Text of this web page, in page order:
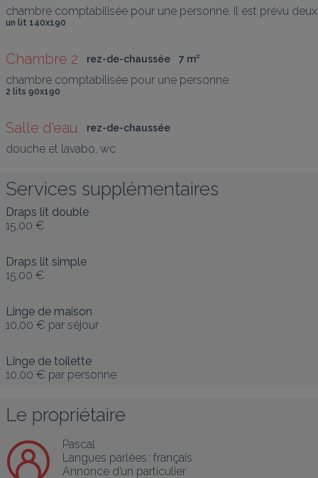
chambre comptabilisée pour une personne. Il est prévu
un lit 140x190
Chambre 2 rez-de-chaussée 7 m²
chambre comptabilisée pour une personne
2 lits 90x190
Salle d'eau rez-de-chaussée
douche et lavabo, wc
Services supplémentaires
Draps lit double
15,00 €
Draps lit simple
15,00 €
Linge de maison
10,00 € par séjour
Linge de toilette
10,00 € par personne
Le propriétaire
Pascal
Langues parlées : français
Annonce d’un particulier